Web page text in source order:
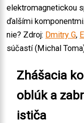
elektromagnetickou
ďalšími
nie? Zdroj: Dmitry G,
súčastí (Michal
Zhášacia
oblúk a
ističa